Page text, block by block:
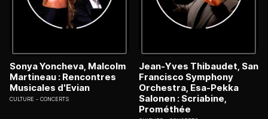
Sonya Yoncheva, Malcolm
Martineau : Rencontres
Musicales d'Evian
CULTURE CONCERTS
Jean-Yves Thibaudet, San
Francisco Symphony
Orchestra, Esa-Pekka
Salonen : Scriabine,
Prométhée